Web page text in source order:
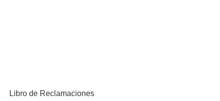
Libro de Reclamaciones